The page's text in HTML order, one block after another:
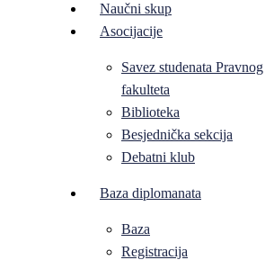
Naučni skup
Asocijacije
Savez studenata Pravnog
fakulteta
Biblioteka
Besjednička sekcija
Debatni klub
Baza diplomanata
Baza
Registracija